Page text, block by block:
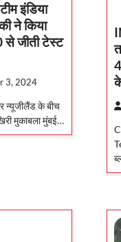
इंडिया
ने किया
से जीती टेस्ट
3, 2024
न्यूजीलैंड के बीच
मुकाबला मुंबई…